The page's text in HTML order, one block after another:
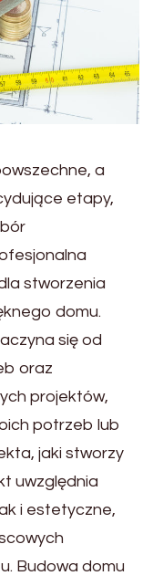
a
etapy,
stworzenia
domu.
się od
oraz
projektów,
potrzeb lub
jaki stworzy
uwzględnia
i estetyczne,
Budowa domu